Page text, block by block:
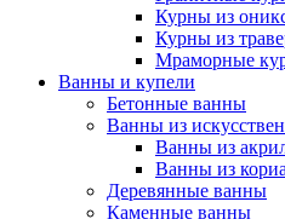
Курны из
Курны из
Мраморные
Ванны и купели
Бетонные ванны
Ванны из
Ванны из
Ванны из
Деревянные ванны
Каменные ванны